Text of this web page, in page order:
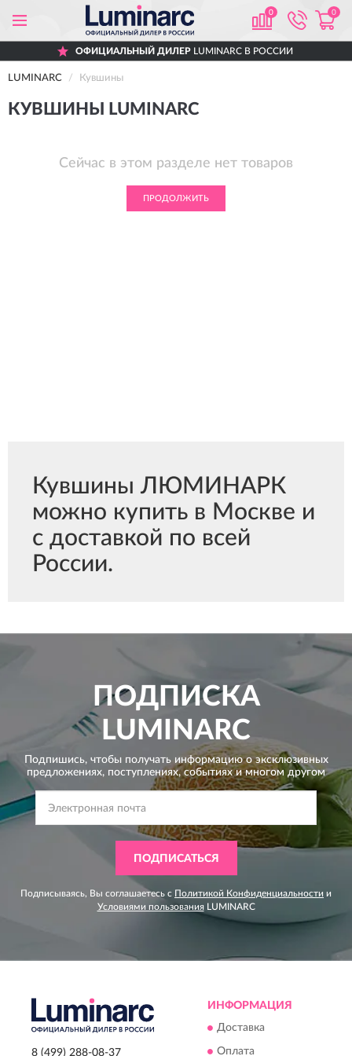
0 0
ОФИЦИАЛЬНЫЙ ДИЛЕР LUMINARC В РОССИИ
LUMINARC Кувшины
КУВШИНЫ LUMINARC
Сейчас в этом разделе нет товаров
ПРОДОЛЖИТЬ
Кувшины ЛЮМИНАРК
можно купить в Москве и
с доставкой по всей
России.
ПОДПИСКА
LUMINARC
Подпишись, чтобы получать информацию о эксклюзивных
предложениях, поступлениях, событиях и многом другом
ПОДПИСАТЬСЯ
Подписываясь, Вы соглашаетесь с Политикой Конфиденциальности и
Условиями пользованияLUMINARC
8 (499) 288-08-37
ИНФОРМАЦИЯ
Доставка
Оплата